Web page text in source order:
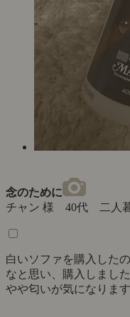
念のために
チャン 様 40代 二人
白いソファを購入した
なと思い、購入しました
やや匂いが気になりま